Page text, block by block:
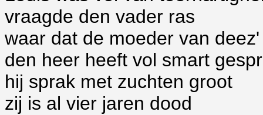
vraagde den vader ras
waar dat de moeder van
den heer heeft vol smart
hij sprak met zuchten groot
zij is al vier jaren dood